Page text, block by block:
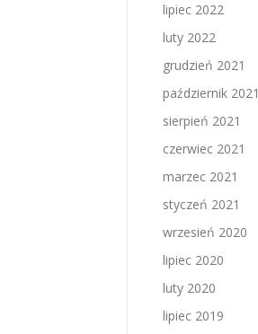
lipiec 2022
luty 2022
grudzień 2021
październik 2021
sierpień 2021
czerwiec 2021
marzec 2021
styczeń 2021
wrzesień 2020
lipiec 2020
luty 2020
lipiec 2019